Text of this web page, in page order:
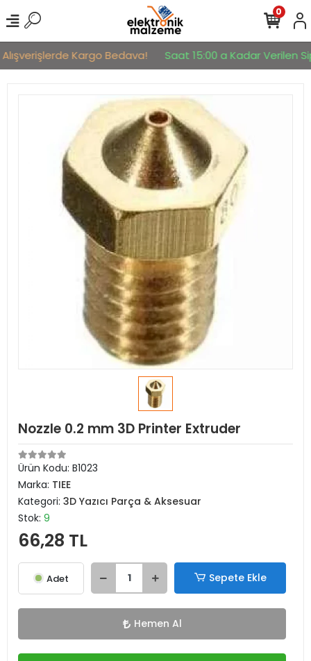
Kargo Bedava! Saat 15:00 a Kadar Verilen
0
Nozzle 0.2 mm 3D Printer Extruder
Ürün Kodu: B1023
Marka: TIEE
Kategori: 3D Yazıcı Parça & Aksesuar
Stok: 9
66,28 TL
Adet Sepete Ekle
Hemen Al